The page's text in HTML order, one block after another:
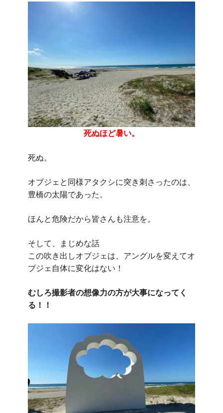
死ぬほど暑い。
死ぬ。
オブジェと同様アタクシに突き刺さったのは、
豊橋の太陽であった。
ほんと危険だから皆さんも注意を。
そして、まじめな話
この吹き出しオブジェは、アングルを変えてオ
ブジェ自体に変化はない！
むしろ撮影者の想像力の方が大事になってく
る！！